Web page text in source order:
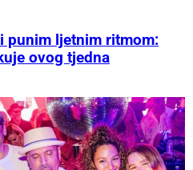
punim ljetnim ritmom:
ovog tjedna